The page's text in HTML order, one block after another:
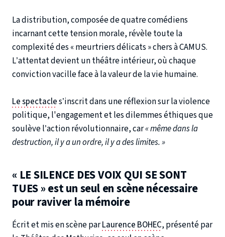
La distribution, composée de quatre comédiens
incarnant cette tension morale, révèle toute la
complexité des « meurtriers délicats » chers à CAMUS.
L’attentat devient un théâtre intérieur, où chaque
conviction vacille face à la valeur de la vie humaine.
Le spectacles’inscrit dans une réflexion sur la violence
politique, l'engagement et les dilemmes éthiques que
soulève l’action révolutionnaire, car« même dans la
destruction, il y a un ordre, il y a des limites. »
« LE SILENCE DES VOIX QUI SE SONT
TUES » est un seul en scène nécessaire
pour raviver la mémoire
Écrit et mis en scène parLaurence BOHEC, présenté par